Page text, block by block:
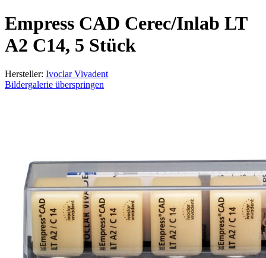
Empress CAD Cerec/Inlab LT
A2 C14, 5 Stück
Hersteller: Ivoclar Vivadent
Bildergalerie überspringen